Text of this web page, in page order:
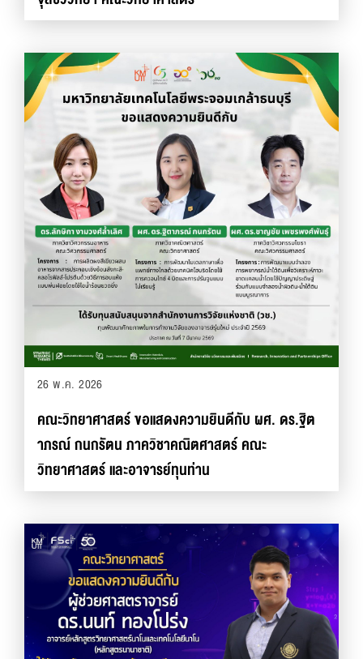
26 พ.ค. 2026
คณะวิทยาศาสตร์ ขอแสดงความยินดีกับ ผศ. ดร.ฐิต
าภรณ์ กนกรัตน ภาควิชาคณิตศาสตร์ คณะ
วิทยาศาสตร์ และอาจารย์ทุนท่าน